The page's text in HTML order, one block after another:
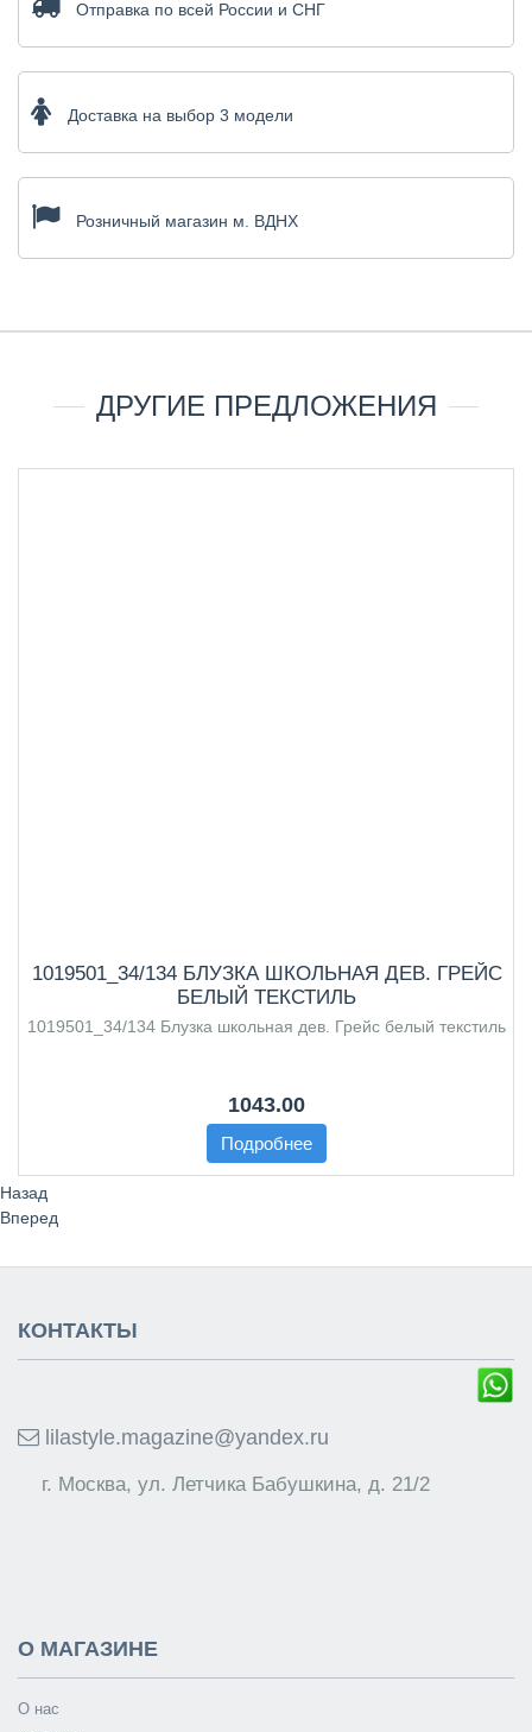
Отправка по всей России и СНГ
Доставка на выбор 3 модели
Розничный магазин м. ВДНХ
ДРУГИЕ ПРЕДЛОЖЕНИЯ
1019501_34/134 БЛУЗКА ШКОЛЬНАЯ ДЕВ. ГРЕЙС
БЕЛЫЙ ТЕКСТИЛЬ
1019501_34/134 Блузка школьная дев. Грейс белый текстиль
1043.00
Подробнее
Назад
Вперед
КОНТАКТЫ
lilastyle.magazine@yandex.ru
г. Москва, ул. Летчика Бабушкина, д. 21/2
О МАГАЗИНЕ
О нас